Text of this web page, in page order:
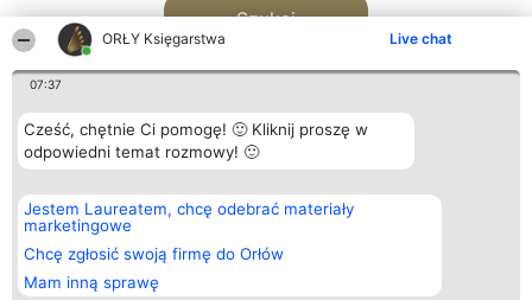
ORŁY Księgarstwa Live chat
07:37
Cześć, chętnie Ci pomogę! 🙂 Kliknij proszę w
odpowiedni temat rozmowy! 🙂
Jestem Laureatem, chcę odebrać materiały
marketingowe
Chcę zgłosić swoją firmę do Orłów
Mam inną sprawę
Szukaj
Organizator plebiscytu
Bright Side Solutions sp. z o.
o. sp. k.
ul. Ruska 22
Wrocław 50-079
KRS 0000749100 | Regon
Plebiscyt
Laureaci
wszystkich
Laureatów
Kontakt
Kontakt